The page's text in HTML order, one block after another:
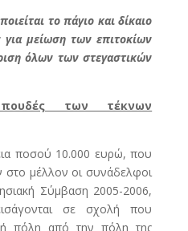
το πάγιο και δίκαιο
μείωση των επιτοκίων
όλων των στεγαστικών
των τέκνων
ποσού 10.000 ευρώ, που
μέλλον οι συνάδελφοι
Σύμβαση 2005-2006,
σε σχολή που
πόλη από την πόλη της